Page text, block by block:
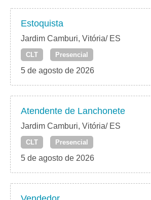
Estoquista
Jardim Camburi, Vitória/ ES
CLT Presencial
5 de agosto de 2026
Atendente de Lanchonete
Jardim Camburi, Vitória/ ES
CLT Presencial
5 de agosto de 2026